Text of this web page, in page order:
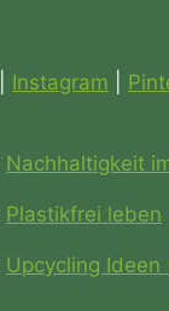
Instagram
Nachhaltigkeit
Plastikfrei leben
Upcycling Ideen